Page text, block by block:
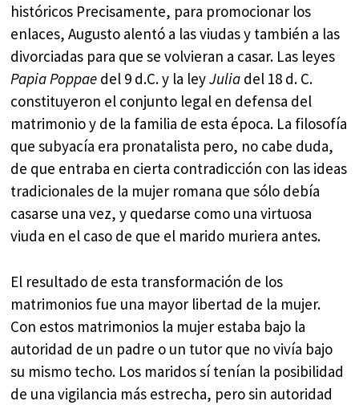
históricos Precisamente, para promocionar los
enlaces, Augusto alentó a las viudas y también a las
divorciadas para que se volvieran a casar. Las leyes
Papia Poppae del 9 d.C. y la leyJulia del 18 d. C.
constituyeron el conjunto legal en defensa del
matrimonio y de la familia de esta época. La filosofía
que subyacía era pronatalista pero, no cabe duda,
de que entraba en cierta contradicción con las ideas
tradicionales de la mujer romana que sólo debía
casarse una vez, y quedarse como una virtuosa
viuda en el caso de que el marido muriera antes.
El resultado de esta transformación de los
matrimonios fue una mayor libertad de la mujer.
Con estos matrimonios la mujer estaba bajo la
autoridad de un padre o un tutor que no vivía bajo
su mismo techo. Los maridos sí tenían la posibilidad
de una vigilancia más estrecha, pero sin autoridad